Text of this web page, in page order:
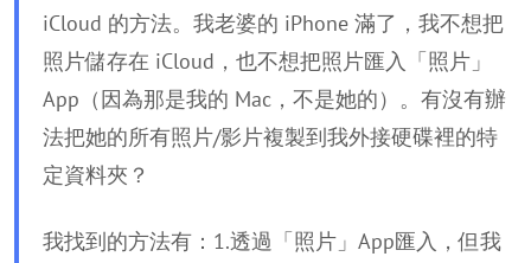
iCloud 的方法。我老婆的 iPhone 滿了，我不想把
照片儲存在 iCloud，也不想把照片匯入「照片」
App（因為那是我的 Mac，不是她的）。有沒有辦
法把她的所有照片/影片複製到我外接硬碟裡的特
定資料夾？
我找到的方法有：1.透過「照片」App匯入，但我